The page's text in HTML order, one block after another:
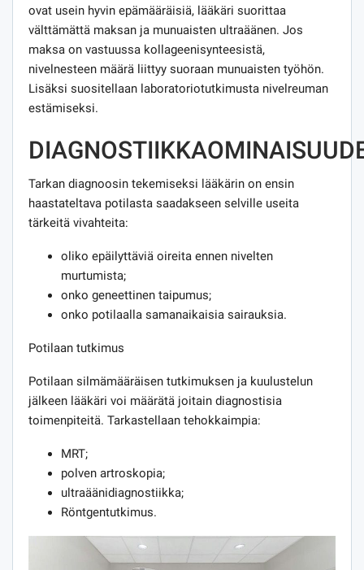
ovat usein hyvin epämääräisiä, lääkäri suorittaa
välttämättä maksan ja munuaisten ultraäänen. Jos
maksa on vastuussa kollageenisynteesistä,
nivelnesteen määrä liittyy suoraan munuaisten työhön.
Lisäksi suositellaan laboratoriotutkimusta nivelreuman
estämiseksi.
Tarkan diagnoosin tekemiseksi lääkärin on ensin
haastateltava potilasta saadakseen selville useita
tärkeitä vivahteita:
oliko epäilyttäviä oireita ennen nivelten
murtumista;
onko geneettinen taipumus;
onko potilaalla samanaikaisia ​​sairauksia.
Potilaan tutkimus
Potilaan silmämääräisen tutkimuksen ja kuulustelun
jälkeen lääkäri voi määrätä joitain diagnostisia
toimenpiteitä. Tarkastellaan tehokkaimpia:
MRT;
polven artroskopia;
ultraäänidiagnostiikka;
Röntgentutkimus.